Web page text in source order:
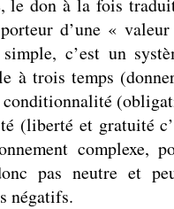
le don à la fois
d’une «
c’est un
à trois temps
conditionnalité
(liberté et gratuité
complexe,
pas neutre et
négatifs.